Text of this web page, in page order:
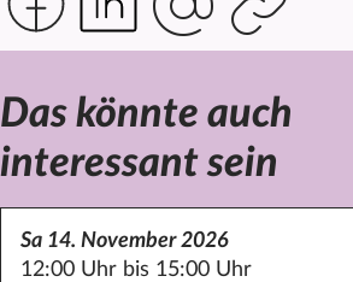
Das könnte auch
interessant sein
Sa 14. November 2026
12:00 Uhr bis 15:00 Uhr